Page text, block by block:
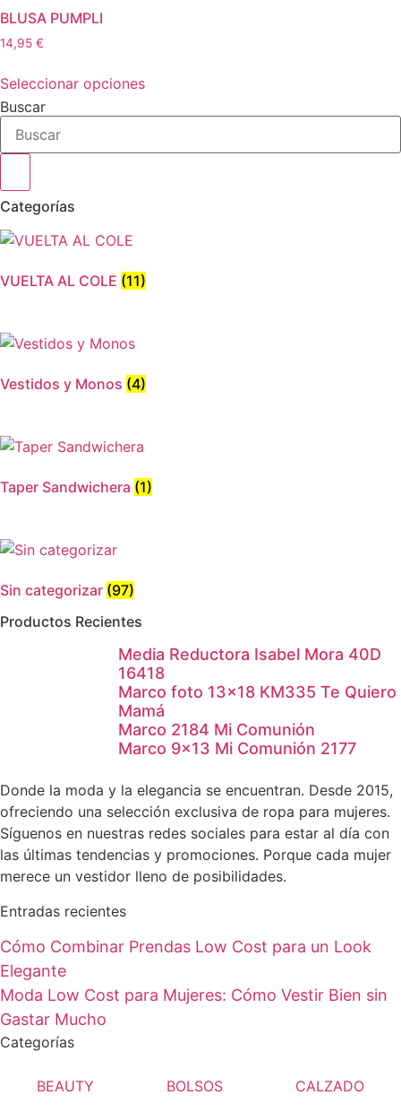
en
BLUSA PUMPLI
14,95 €
Seleccionar opcionesproducto
tiene
variantes.
en
Buscar
Categorías
VUELTA AL COLE (11)
Vestidos y Monos (4)
Taper Sandwichera (1)
Sin categorizar (97)
Productos Recientes
Media Reductora Isabel Mora 40D
16418
Marco foto 13×18 KM335 Te Quiero
Mamá
Marco 2184 Mi Comunión
Marco 9×13 Mi Comunión 2177
Donde la moda y la elegancia se encuentran. Desde 2015,
ofreciendo una selección exclusiva de ropa para mujeres.
Síguenos en nuestras redes sociales para estar al día con
las últimas tendencias y promociones. Porque cada mujer
merece un vestidor lleno de posibilidades.
Entradas recientes
Cómo Combinar Prendas Low Cost para un Look
Elegante
Moda Low Cost para Mujeres: Cómo Vestir Bien sin
Gastar Mucho
Categorías
BEAUTY BOLSOS CALZADO